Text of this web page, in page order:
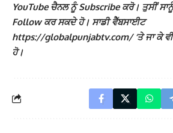
YouTube ਚੈਨਲ ਨੂੰ Subscribe ਕਰੋ। ਤੁਸੀਂ
Follow ਕਰ ਸਕਦੇ ਹੋ। ਸਾਡੀ ਵੈੱਬਸਾਈਟ
https://globalpunjabtv.com/ ‘ਤੇ ਜਾ ਕੇ
ਹੋ।